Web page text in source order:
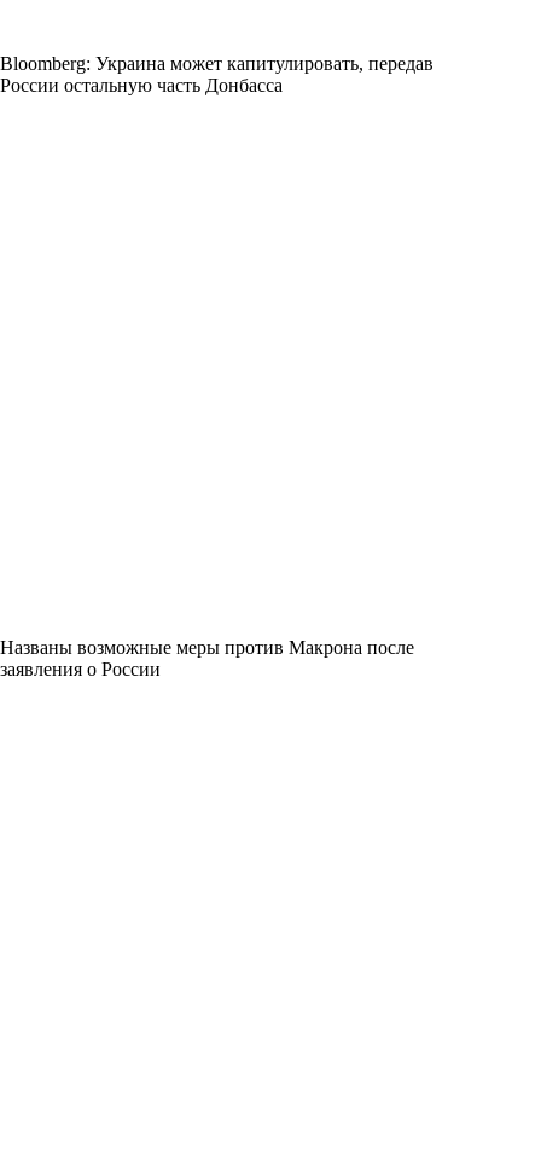
Bloomberg: Украина может капитулировать, передав
России остальную часть Донбасса
Названы возможные меры против Макрона после
заявления о России